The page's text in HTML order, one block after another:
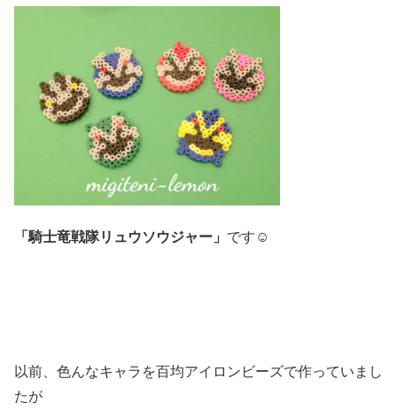
「騎士竜戦隊リュウソウジャー」 です☺️
以前、色んなキャラを百均アイロンビーズで作っていまし
たが